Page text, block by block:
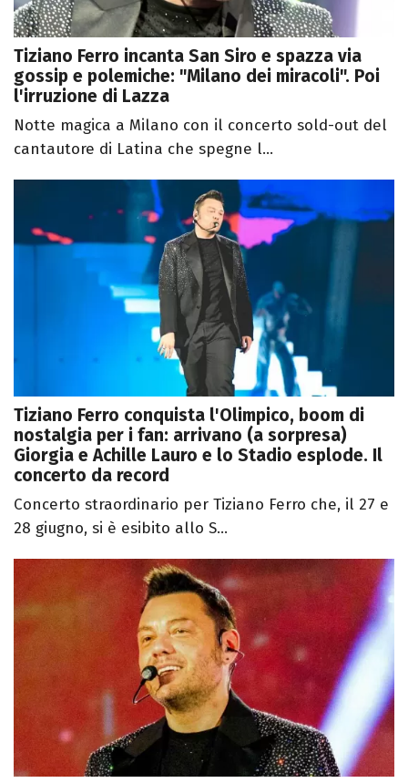
Tiziano Ferro incanta San Siro e spazza via
gossip e polemiche: "Milano dei miracoli". Poi
l'irruzione di Lazza
Notte magica a Milano con il concerto sold-out del
cantautore di Latina che spegne l...
Tiziano Ferro conquista l'Olimpico, boom di
nostalgia per i fan: arrivano (a sorpresa)
Giorgia e Achille Lauro e lo Stadio esplode. Il
concerto da record
Concerto straordinario per Tiziano Ferro che, il 27 e
28 giugno, si è esibito allo S...